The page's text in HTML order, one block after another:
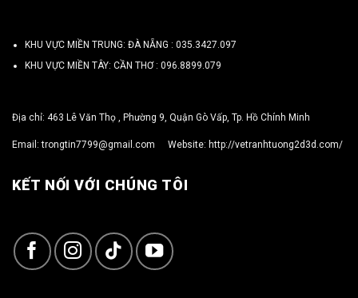
KHU VỰC MIỀN TRUNG: ĐÀ NẴNG : 035.3427.097
KHU VỰC MIỀN TÂY: CẦN THƠ : 096.8899.079
Địa chỉ: 463 Lê Văn Thọ , Phường 9, Quận Gò Vấp, Tp. Hồ Chính Minh
Email:trongtin7799@gmail.com Website: http://vetranhtuong2d3d.com/
KẾT NỐI VỚI CHÚNG TÔI